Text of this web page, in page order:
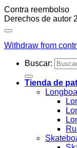
Contra reembolso
Derechos de autor
Withdraw from
Buscar:
Tienda de